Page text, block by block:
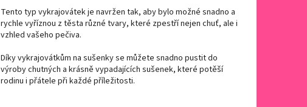
Tento typ vykrajovátek je navržen tak, aby bylo možné snadno a
rychle vyříznou z těsta různé tvary, které zpestří nejen chuť, ale i
vzhled vašeho pečiva.
Díky vykrajovátkům na sušenky se můžete snadno pustit do
výroby chutných a krásně vypadajících sušenek, které potěší
rodinu i přátele při každé příležitosti.